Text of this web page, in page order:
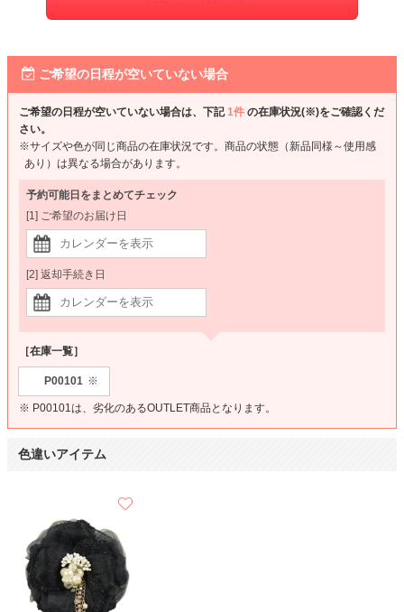
ご希望の日程が空いていない場合
ご希望の日程が空いていない場合は、下記1件 の在庫状況(※)をご確認くだ
さい。
※サイズや色が同じ商品の在庫状況です。商品の状態（新品同様～使用感
あり）は異なる場合があります。
予約可能日をまとめてチェック
[1] ご希望のお届け日
[2] 返却手続き日
［在庫一覧］
P00101 ※
※ P00101は、劣化のあるOUTLET商品となります。
色違いアイテム